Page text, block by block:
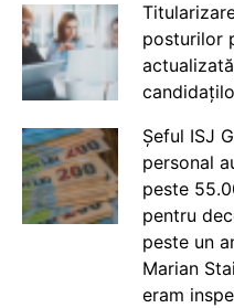
posturilor
Șeful ISJ
personal
peste
pentru
peste un
Marian
eram